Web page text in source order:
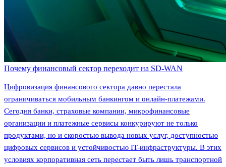
Почему финансовый сектор переходит на SD-WAN
Цифровизация финансового сектора давно перестала
ограничиваться мобильным банкингом и онлайн-платежами.
Сегодня банки, страховые компании, микрофинансовые
организации и платежные сервисы конкурируют не только
продуктами, но и скоростью вывода новых услуг, доступностью
цифровых сервисов и устойчивостью IT-инфраструктуры. В этих
условиях корпоративная сеть перестает быть лишь транспортной